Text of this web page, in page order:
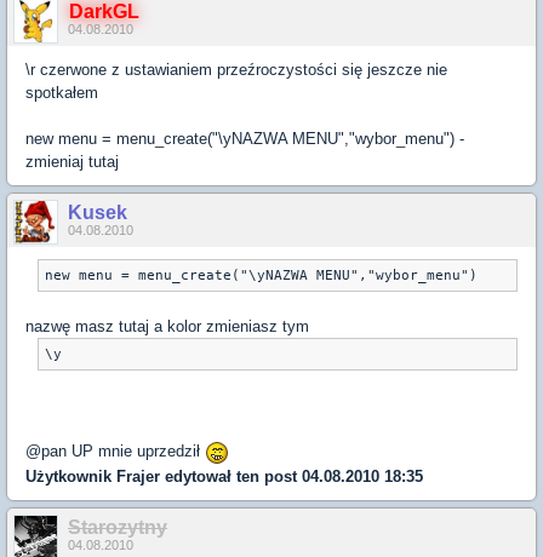
DarkGL
04.08.2010
\r czerwone z ustawianiem przeźroczystości się jeszcze nie
spotkałem
new menu = menu_create("\yNAZWA MENU","wybor_menu") -
zmieniaj tutaj
Kusek
04.08.2010
nazwę masz tutaj a kolor zmieniasz tym
@pan UP mnie uprzedził
Użytkownik Frajer edytował ten post 04.08.2010 18:35
Starozytny
04.08.2010